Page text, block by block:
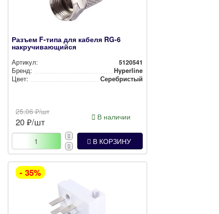
Разъем F-типа для кабеля RG-6
накручивающийся
Артикул:
5120541
Бренд:
Hyperline
Цвет:
Сереб­рис­тый
25.06₽/шт
20 ₽/шт В наличии
В КОРЗИНУ
- 35%